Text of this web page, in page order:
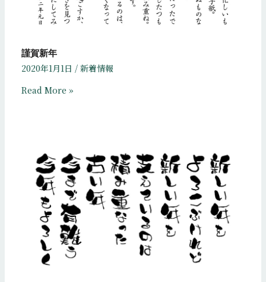
謹賀新年
2020年1月1日 / 新着情報
Read More »